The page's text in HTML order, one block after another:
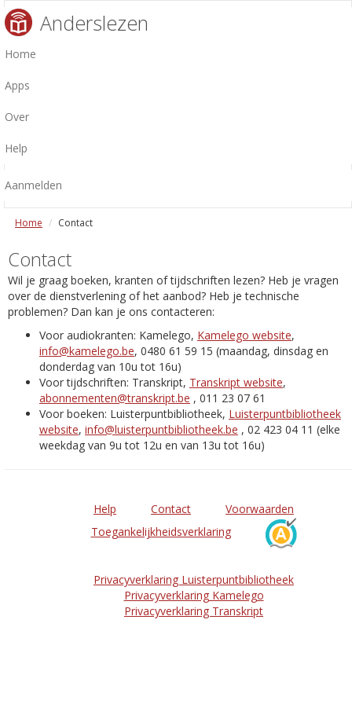
Anderslezen
Home
Apps
Over
Help
Aanmelden
Home Contact
Contact
Wil je graag boeken, kranten of tijdschriften lezen? Heb je vragen
over de dienstverlening of het aanbod? Heb je technische
problemen? Dan kan je ons contacteren:
Voor audiokranten: Kamelego, Kamelego website,
info@kamelego.be, 0480 61 59 15 (maandag, dinsdag en
donderdag van 10u tot 16u)
Voor tijdschriften: Transkript, Transkript website,
abonnementen@transkript.be , 011 23 07 61
Voor boeken: Luisterpuntbibliotheek, Luisterpuntbibliotheek
website, info@luisterpuntbibliotheek.be , 02 423 04 11 (elke
weekdag van 9u tot 12u en van 13u tot 16u)
Help Contact
Voorwaarden
Toegankelijkheidsverklaring
Privacyverklaring Luisterpuntbibliotheek
Privacyverklaring Kamelego
Privacyverklaring Transkript